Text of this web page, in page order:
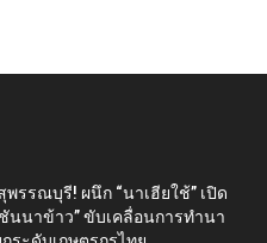
พรรณบุรี! ผนึก “นาเฮียใช้” เปิด
นนาข้าว” ขับเคลื่อนการทำนา